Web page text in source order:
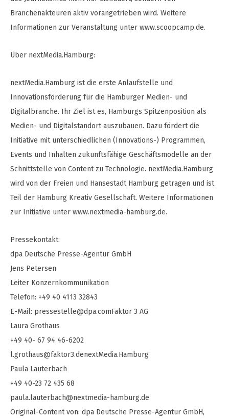
Branchenakteuren aktiv vorangetrieben wird. Weitere
Informationen zur Veranstaltung unter www.scoopcamp.de.
Über nextMedia.Hamburg:
nextMedia.Hamburg ist die erste Anlaufstelle und
Innovationsförderung für die Hamburger Medien- und
Digitalbranche. Ihr Ziel ist es, Hamburgs Spitzenposition als
Medien- und Digitalstandort auszubauen. Dazu fördert die
Initiative mit unterschiedlichen (Innovations-) Programmen,
Events und Inhalten zukunftsfähige Geschäftsmodelle an der
Schnittstelle von Content zu Technologie. nextMedia.Hamburg
wird von der Freien und Hansestadt Hamburg getragen und ist
Teil der Hamburg Kreativ Gesellschaft. Weitere Informationen
zur Initiative unter www.nextmedia-hamburg.de.
Pressekontakt:
dpa Deutsche Presse-Agentur GmbH
Jens Petersen
Leiter Konzernkommunikation
Telefon: +49 40 4113 32843
E-Mail: pressestelle@dpa.comFaktor 3 AG
Laura Grothaus
+49 40- 67 94 46-6202
l.grothaus@faktor3.denextMedia.Hamburg
Paula Lauterbach
+49 40-23 72 435 68
paula.lauterbach@nextmedia-hamburg.de
Original-Content von: dpa Deutsche Presse-Agentur GmbH,